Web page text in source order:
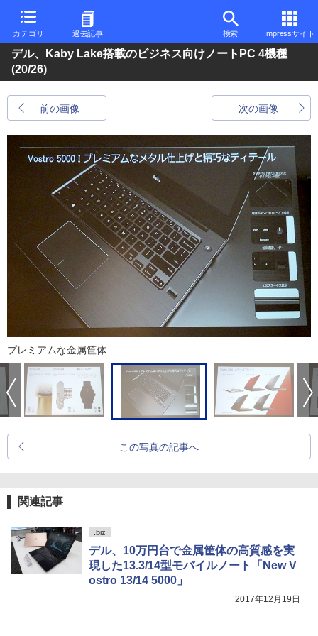
カテゴリ 過去記事 検索 Impressサイト
デル、Kaby Lake搭載のビジネス向けノートPC 4機種
(20/26)
前の画像 次の画像
プレミアムな金属筐体
この写真の記事へ
関連記事
.biz
デル、10万円台で金属筐体の高質感を実
現した13.3/14型モバイルノート「New V
ostro 13/14 5000」
2017年12月19日